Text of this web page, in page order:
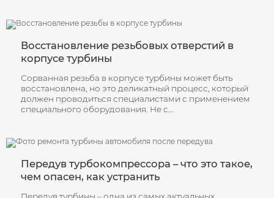
Восстановление резьбовых отверстий в
корпусе турбины
Сорванная резьба в корпусе турбины может быть
восстановлена, но это деликатный процесс, который
должен проводиться специалистами с применением
специального оборудования. Не с…
Передув турбокомпрессора – что это такое,
чем опасен, как устранить